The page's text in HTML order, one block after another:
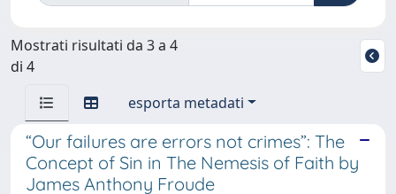
Mostrati risultati da 3 a 4
di 4
esporta metadati
“Our failures are errors not crimes”: The
Concept of Sin in The Nemesis of Faith by
James Anthony Froude